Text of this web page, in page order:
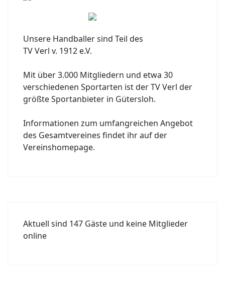
Unsere Handballer sind Teil des
TV Verl v. 1912 e.V.
Mit über 3.000 Mitgliedern und etwa 30
verschiedenen Sportarten ist der TV Verl der
größte Sportanbieter in Gütersloh.
Informationen zum umfangreichen Angebot
des Gesamtvereines findet ihr auf der
Vereinshomepage.
Aktuell sind 147 Gäste und keine Mitglieder
online